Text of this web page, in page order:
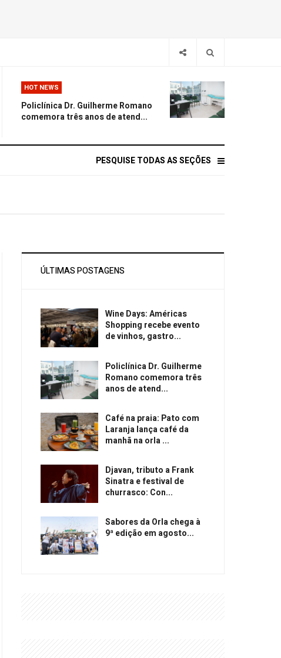
HOT NEWS
Policlínica Dr. Guilherme Romano
comemora três anos de atend...
PESQUISE TODAS AS SEÇÕES
ÚLTIMAS POSTAGENS
Wine Days: Américas
Shopping recebe evento
de vinhos, gastro...
Policlínica Dr. Guilherme
Romano comemora três
anos de atend...
Café na praia: Pato com
Laranja lança café da
manhã na orla ...
Djavan, tributo a Frank
Sinatra e festival de
churrasco: Con...
Sabores da Orla chega à
9ª edição em agosto...